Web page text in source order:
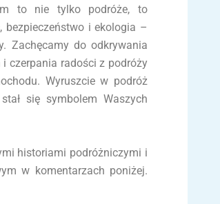
to nie tylko podróże, to
bezpieczeństwo i ekologia –
Zachęcamy do odkrywania
czerpania radości z podróży
Wyruszcie w podróż
się symbolem Waszych
historiami podróżniczymi i
w komentarzach poniżej.